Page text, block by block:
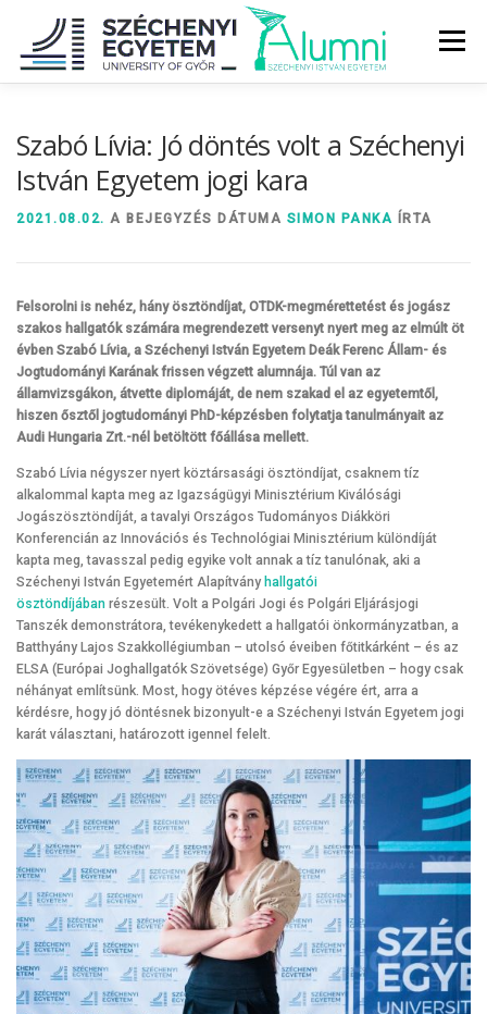
tartalomhoz
Menü
DIPLOMÁN TÚL
Szabó Lívia: Jó döntés volt a Széchenyi
István Egyetem jogi kara
2021.08.02. A BEJEGYZÉS DÁTUMA SIMON PANKA ÍRTA
Felsorolni is nehéz, hány ösztöndíjat, OTDK-megmérettetést és jogász
szakos hallgatók számára megrendezett versenyt nyert meg az elmúlt öt
évben Szabó Lívia, a Széchenyi István Egyetem Deák Ferenc Állam- és
Jogtudományi Karának frissen végzett alumnája. Túl van az
államvizsgákon, átvette diplomáját, de nem szakad el az egyetemtől,
hiszen ősztől jogtudományi PhD-képzésben folytatja tanulmányait az
Audi Hungaria Zrt.-nél betöltött főállása mellett.
Szabó Lívia négyszer nyert köztársasági ösztöndíjat, csaknem tíz
alkalommal kapta meg az Igazságügyi Minisztérium Kiválósági
Jogászösztöndíját, a tavalyi Országos Tudományos Diákköri
Konferencián az Innovációs és Technológiai Minisztérium különdíját
kapta meg, tavasszal pedig egyike volt annak a tíz tanulónak, aki a
Széchenyi István Egyetemért Alapítvány hallgatói
ösztöndíjában részesült. Volt a Polgári Jogi és Polgári Eljárásjogi
Tanszék demonstrátora, tevékenykedett a hallgatói önkormányzatban, a
Batthyány Lajos Szakkollégiumban – utolsó éveiben főtitkárként – és az
ELSA (Európai Joghallgatók Szövetsége) Győr Egyesületben – hogy csak
néhányat említsünk. Most, hogy ötéves képzése végére ért, arra a
kérdésre, hogy jó döntésnek bizonyult-e a Széchenyi István Egyetem jogi
karát választani, határozott igennel felelt.